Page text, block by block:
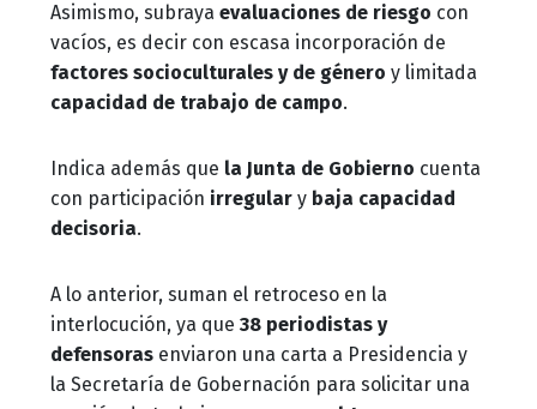
Asimismo, subraya evaluaciones de riesgo con
vacíos, es decir con escasa incorporación de
factores socioculturales y de género y limitada
capacidad de trabajo de campo.
Indica además que la Junta de Gobierno cuenta
con participación irregular y baja capacidad
decisoria.
A lo anterior, suman el retroceso en la
interlocución, ya que 38 periodistas y
defensoras enviaron una carta a Presidencia y
la Secretaría de Gobernación para solicitar una